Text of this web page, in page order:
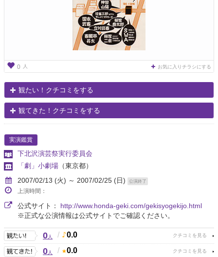
0 人 お気に入りチラシにする
観たい！クチコミをする
観てきた！クチコミをする
実演鑑賞
下北沢演芸祭実行委員会
「劇」小劇場 （東京都）
2007/02/13 (火) ～ 2007/02/25 (日)
公演終了
上演時間：
公式サイト： http://www.honda-geki.com/gekisyogekijo.html
※正式な公演情報は公式サイトでご確認ください。
0人 / 0.0
0人 / 0.0